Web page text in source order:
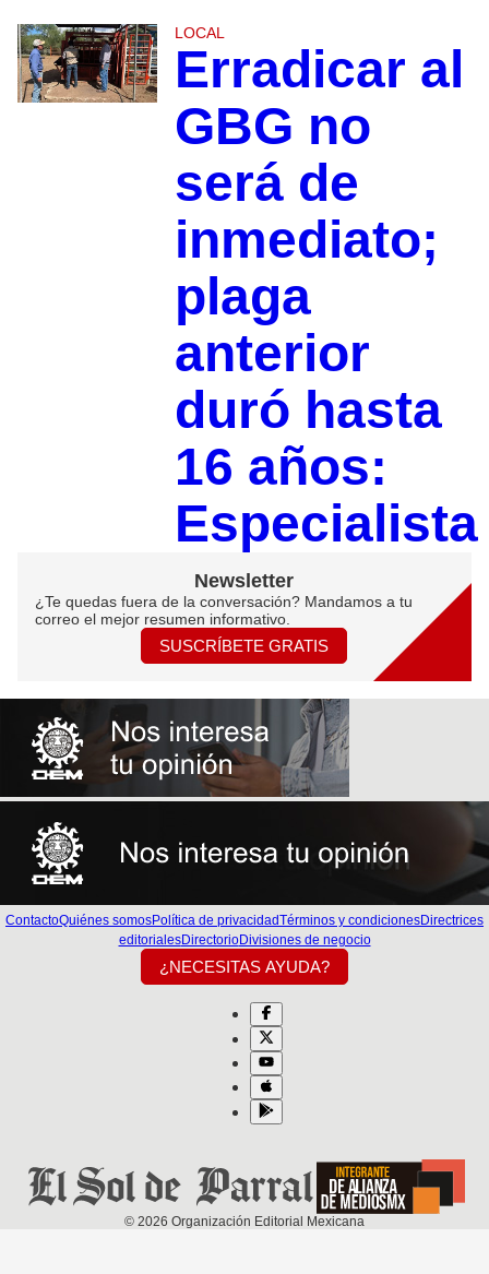
LOCAL
Erradicar al
GBG no
será de
inmediato;
plaga
anterior
duró hasta
16 años:
Especialista
Newsletter
¿Te quedas fuera de la conversación? Mandamos a tu
correo el mejor resumen informativo.
SUSCRÍBETE GRATIS
ContactoQuiénes somosPolítica de privacidadTérminos y condicionesDirectrices
editorialesDirectorioDivisiones de negocio
¿NECESITAS AYUDA?
© 2026 Organización Editorial Mexicana